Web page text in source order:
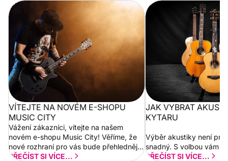
Vítejte na novém e-shopu Music
City
VÍTEJTE NA NOVÉM E-SHOPU
MUSIC CITY
Vážení zákazníci, vítejte na našem
novém e-shopu Music City! Věříme, že
nové rozhraní pro vás bude přehlednější
a rychlejší. Postupně budeme přidávat
PŘEČÍST SI VÍCE...
Jak vybrat
JAK VYBRAT
KYTARU
Výběr akustiky není pro
snadný. S volbou vám
PŘEČÍST SI VÍCE...